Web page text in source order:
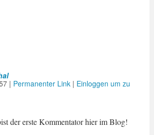
| Permanenter Link| Einloggen um zu
der erste Kommentator hier im Blog!